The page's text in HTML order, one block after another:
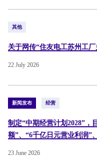
其他
关于网传“住友电工苏州工
22 July 2026
新闻发布 经营
制定“中期经营计划2028”，
额”、“6千亿日元营业利润”
23 June 2026